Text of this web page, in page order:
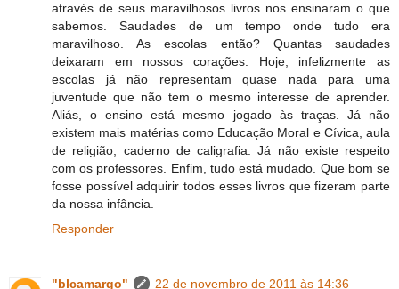
através de seus maravilhosos livros nos ensinaram o que
sabemos. Saudades de um tempo onde tudo era
maravilhoso. As escolas então? Quantas saudades
deixaram em nossos corações. Hoje, infelizmente as
escolas já não representam quase nada para uma
juventude que não tem o mesmo interesse de aprender.
Aliás, o ensino está mesmo jogado às traças. Já não
existem mais matérias como Educação Moral e Cívica, aula
de religião, caderno de caligrafia. Já não existe respeito
com os professores. Enfim, tudo está mudado. Que bom se
fosse possível adquirir todos esses livros que fizeram parte
da nossa infância.
Responder
"blcamargo"
22 de novembro de 2011 às 14:36